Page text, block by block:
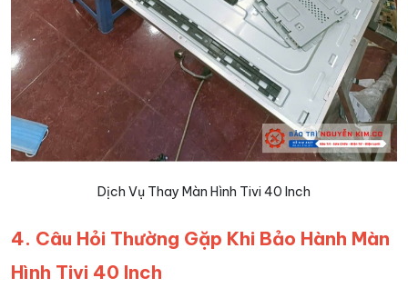
Dịch Vụ Thay Màn Hình Tivi 40 Inch
4. Câu Hỏi Thường Gặp Khi Bảo Hành Màn
Hình Tivi 40 Inch